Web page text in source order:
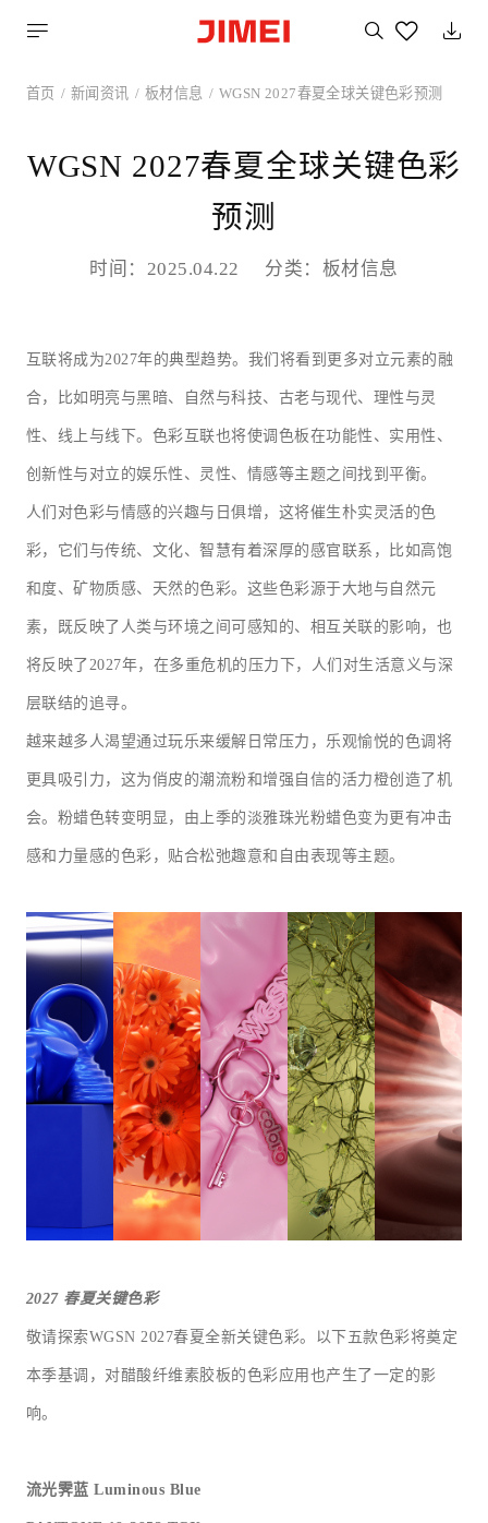
搜
索
喜
欢
品
首页 新闻资讯 板材信息 WGSN 2027春夏全球关键色彩预测
WGSN 2027春夏全球关键色彩
预测
时间：2025.04.22 分类：板材信息
互联将成为2027年的典型趋势。我们将看到更多对立元素的融
合，比如明亮与黑暗、自然与科技、古老与现代、理性与灵
性、线上与线下。色彩互联也将使调色板在功能性、实用性、
创新性与对立的娱乐性、灵性、情感等主题之间找到平衡。
人们对色彩与情感的兴趣与日俱增，这将催生朴实灵活的色
彩，它们与传统、文化、智慧有着深厚的感官联系，比如高饱
和度、矿物质感、天然的色彩。这些色彩源于大地与自然元
素，既反映了人类与环境之间可感知的、相互关联的影响，也
将反映了2027年，在多重危机的压力下，人们对生活意义与深
层联结的追寻。
越来越多人渴望通过玩乐来缓解日常压力，乐观愉悦的色调将
更具吸引力，这为俏皮的潮流粉和增强自信的活力橙创造了机
会。粉蜡色转变明显，由上季的淡雅珠光粉蜡色变为更有冲击
感和力量感的色彩，贴合松弛趣意和自由表现等主题。
2027 春夏关键色彩
敬请探索WGSN 2027春夏全新关键色彩。以下五款色彩将奠定
本季基调，对醋酸纤维素胶板的色彩应用也产生了一定的影
响。
流光霁蓝 Luminous Blue